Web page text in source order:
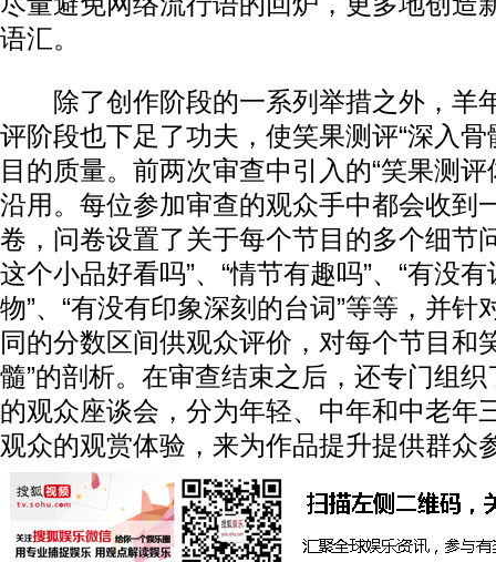
语汇。
除了创作阶段的一系列举措之外，羊
评阶段也下足了功夫，使笑果测评“深入骨
目的质量。前两次审查中引入的“笑果测
沿用。每位参加审查的观众手中都会收到
卷，问卷设置了关于每个节目的多个细节
这个小品好看吗”、“情节有趣吗”、“有没
物”、“有没有印象深刻的台词”等等，并针
同的分数区间供观众评价，对每个节目和
髓”的剖析。在审查结束之后，还专门组
的观众座谈会，分为年轻、中年和中老年
观众的观赏体验，来为作品提升提供群众